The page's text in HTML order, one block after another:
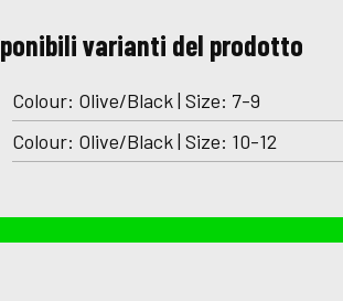
varianti del prodotto
Colour: Olive/Black | Size: 7-9
Colour: Olive/Black | Size: 10-12